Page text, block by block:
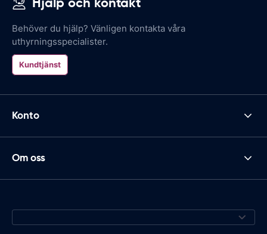
Behöver du hjälp? Vänligen kontakta våra
uthyrningsspecialister.
Kundtjänst
Konto
Om oss